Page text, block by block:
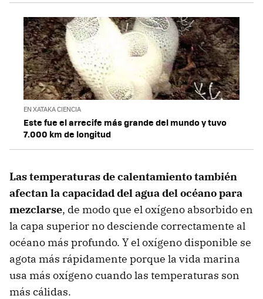
EN XATAKA CIENCIA
Este fue el arrecife más grande del mundo y tuvo
7.000 km de longitud
Las temperaturas de calentamiento también
afectan la capacidad del agua del océano para
mezclarse, de modo que el oxígeno absorbido en
la capa superior no desciende correctamente al
océano más profundo. Y el oxígeno disponible se
agota más rápidamente porque la vida marina
usa más oxígeno cuando las temperaturas son
más cálidas.